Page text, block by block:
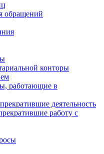
обращений
конторы
работающие в
деятельность
работу с